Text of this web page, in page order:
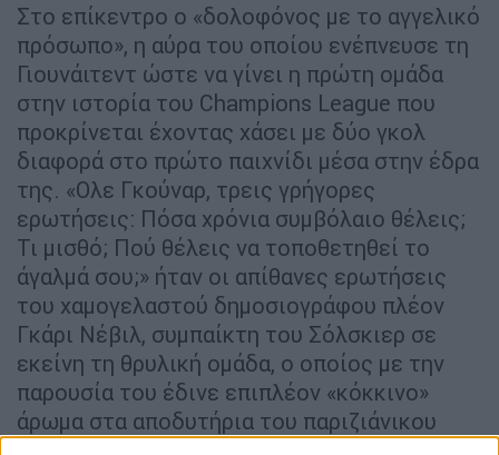
Στο επίκεντρο ο «δολοφόνος µε το αγγελικό
πρόσωπο», η αύρα του οποίου ενέπνευσε τη
Γιουνάιτεντ ώστε να γίνει η πρώτη οµάδα
στην ιστορία του Champions League που
προκρίνεται έχοντας χάσει µε δύο γκολ
διαφορά στο πρώτο παιχνίδι µέσα στην έδρα
της. «Ολε Γκούναρ, τρεις γρήγορες
ερωτήσεις: Πόσα χρόνια συµβόλαιο θέλεις;
Τι µισθό; Πού θέλεις να τοποθετηθεί το
άγαλµά σου;» ήταν οι απίθανες ερωτήσεις
του χαµογελαστού δηµοσιογράφου πλέον
Γκάρι Νέβιλ, συµπαίκτη του Σόλσκιερ σε
εκείνη τη θρυλική οµάδα, ο οποίος µε την
παρουσία του έδινε επιπλέον «κόκκινο»
άρωµα στα αποδυτήρια του παριζιάνικου